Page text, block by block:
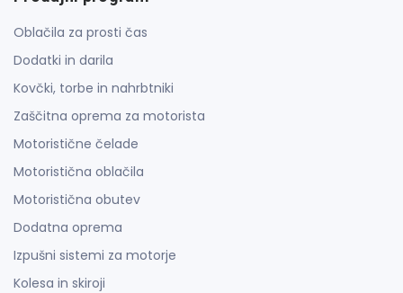
Oblačila za prosti čas
Dodatki in darila
Kovčki, torbe in nahrbtniki
Zaščitna oprema za motorista
Motoristične čelade
Motoristična oblačila
Motoristična obutev
Dodatna oprema
Izpušni sistemi za motorje
Kolesa in skiroji